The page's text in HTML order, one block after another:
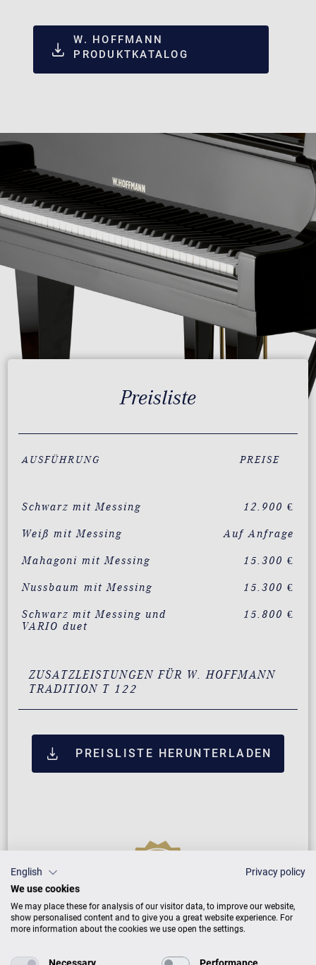
W. HOFFMANN
PRODUKTKATALOG
Preisliste
AUSFÜHRUNG PREISE
Schwarz mit Messing 12.900 €
Weiß mit Messing Auf Anfrage
Mahagoni mit Messing 15.300 €
Nussbaum mit Messing 15.300 €
Schwarz mit Messing und
VARIO duet
15.800 €
ZUSATZLEISTUNGEN FÜR W. HOFFMANN
TRADITION T 122
PREISLISTE HERUNTERLADEN
Neuinstrument
English
Privacy policy
We use cookies
We may place these for analysis of our visitor data, to improve our website,
show personalised content and to give you a great website experience. For
more information about the cookies we use open the settings.